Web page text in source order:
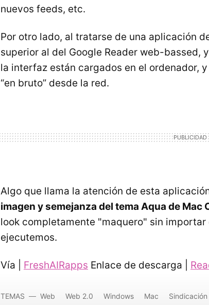
nuevos feeds, etc.
Por otro lado, al tratarse de una aplicación
superior al del Google Reader web-bassed,
la interfaz están cargados en el ordenador,
“en bruto” desde la red.
Algo que llama la atención de esta
imagen y semejanza del tema Aqua de Mac
look completamente "maquero" sin
ejecutemos.
Vía | FreshAIRapps Enlace de descarga |
TEMAS Web Web 2.0 Windows Mac Sindicación